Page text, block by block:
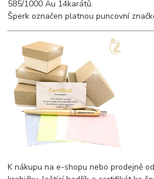
585/1000 Au 14karátů.
Šperk označen platnou puncovní
K nákupu na e-shopu nebo prodejně